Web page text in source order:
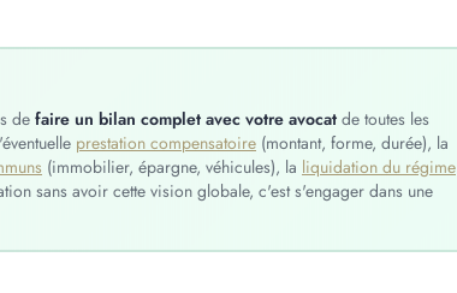
de faire un bilan complet avec votre avocat de toutes les
prestation compensatoire (montant, forme, durée), la
(immobilier, épargne, véhicules), la liquidation du régime
sans avoir cette vision globale, c'est s'engager dans une